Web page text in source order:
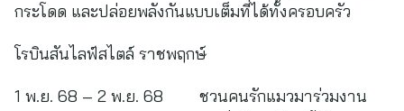
กระโดด และปล่อยพลังกันแบบเต็มที่ได้ทั้งครอบครัว
โรบินสันไลฟ์สไตล์ ราชพฤกษ์
1 พ.ย. 68 – 2 พ.ย. 68 ชวนคนรักแมวมาร่วมงาน